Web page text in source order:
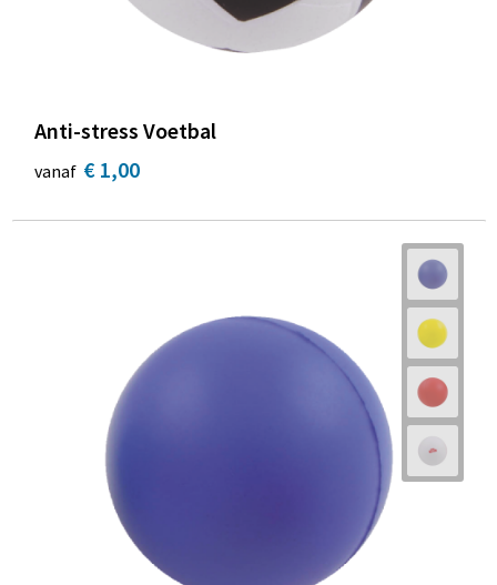
Anti-stress Voetbal
vanaf € 1,00